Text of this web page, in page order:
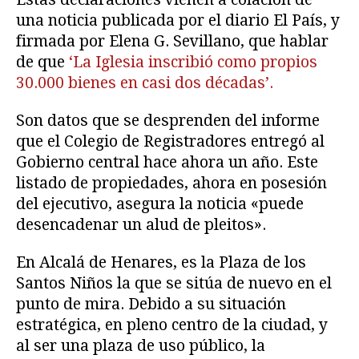
una noticia publicada por el diario El País, y
firmada por Elena G. Sevillano, que hablar
de que ‘La Iglesia inscribió como propios
30.000 bienes en casi dos décadas’.
Son datos que se desprenden del informe
que el Colegio de Registradores entregó al
Gobierno central hace ahora un año. Este
listado de propiedades, ahora en posesión
del ejecutivo, asegura la noticia «puede
desencadenar un alud de pleitos».
En Alcalá de Henares, es la Plaza de los
Santos Niños la que se sitúa de nuevo en el
punto de mira. Debido a su situación
estratégica, en pleno centro de la ciudad, y
al ser una plaza de uso público, la